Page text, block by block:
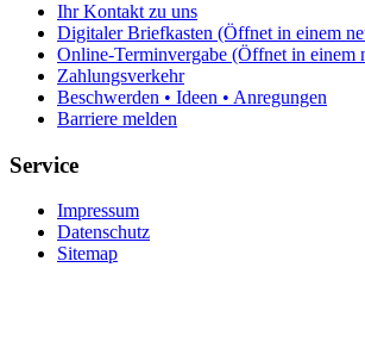
Ihr Kontakt zu uns
Digitaler Briefkasten (Öffnet in einem
Online-Terminvergabe (Öffnet in einem
Zahlungsverkehr
Beschwerden • Ideen • Anregungen
Barriere melden
Service
Impressum
Datenschutz
Sitemap